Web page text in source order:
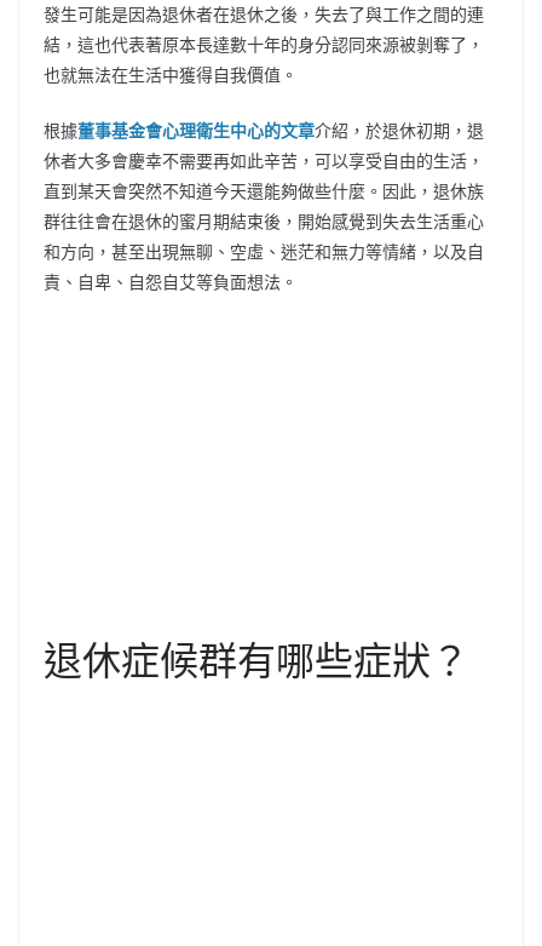
發生可能是因為退休者在退休之後，失去了與工作之間的連
結，這也代表著原本長達數十年的身分認同來源被剝奪了，
也就無法在生活中獲得自我價值。
根據董事基金會心理衛生中心的文章介紹，於退休初期，退
休者大多會慶幸不需要再如此辛苦，可以享受自由的生活，
直到某天會突然不知道今天還能夠做些什麼。因此，退休族
群往往會在退休的蜜月期結束後，開始感覺到失去生活重心
和方向，甚至出現無聊、空虛、迷茫和無力等情緒，以及自
責、自卑、自怨自艾等負面想法。
退休症候群有哪些症狀？